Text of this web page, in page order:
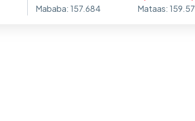
Mababa: 157.684 Mataas: 159.57